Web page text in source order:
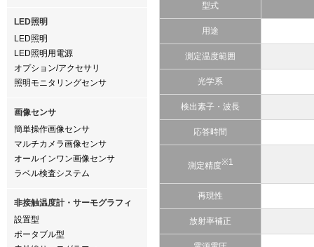
LED照明
LED照明
LED照明用電源
オプション/アクセサリ
照明モニタリングセンサ
画像センサ
簡単操作画像センサ
マルチカメラ画像センサ
オールインワン画像センサ
ラベル検査システム
非接触温度計・サーモグラフィ
設置型
ポータブル型
型式
用途
測定温度範囲
光学系
検出素子・波長
応答時間
測定精度※1
再現性
放射率補正